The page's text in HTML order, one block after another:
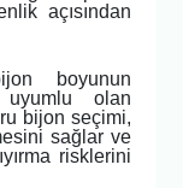
açısından
boyunun
uyumlu olan
bijon seçimi,
sağlar ve
risklerini